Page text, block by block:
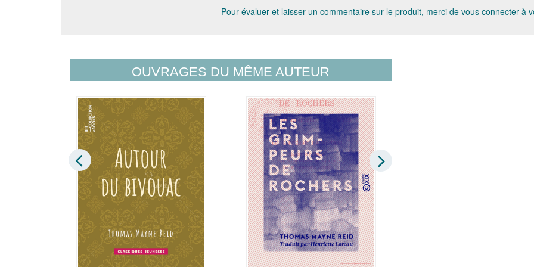
Pour évaluer et laisser un commentaire sur le produit, merci de vous connecter à
OUVRAGES DU MÊME AUTEUR